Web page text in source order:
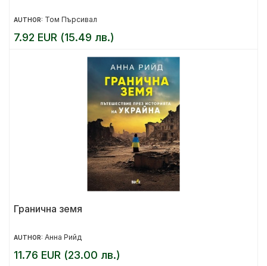
AUTHOR: Том Пърсивал
7.92 EUR (15.49 лв.)
Гранична земя
AUTHOR: Анна Рийд
11.76 EUR (23.00 лв.)